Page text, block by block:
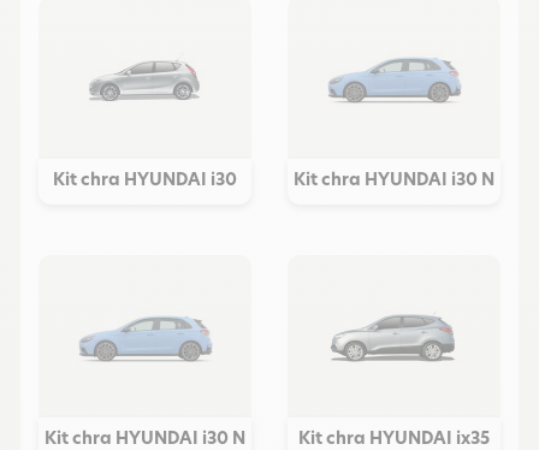
Kit chra HYUNDAI i30 Kit chra HYUNDAI i30 N
Kit chra HYUNDAI i30 N
Kit chra HYUNDAI ix35